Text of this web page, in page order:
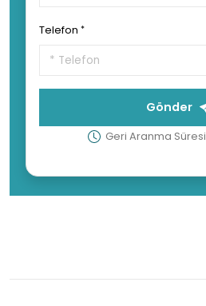
Telefon
Gönder
Geri Aranma Süresi